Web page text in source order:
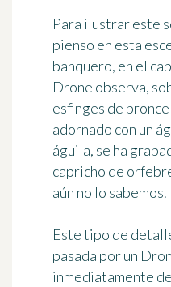
Para ilustrar este
pienso en esta
banquero, en el
Drone observa,
esfinges de
adornado con un
águila, se ha
capricho de
aún no lo sabemos.
Este tipo de
pasada por un
inmediatamente